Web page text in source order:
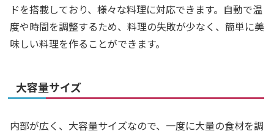
ドを搭載しており、様々な料理に対応できます。自動で温
度や時間を調整するため、料理の失敗が少なく、簡単に美
味しい料理を作ることができます。
大容量サイズ
内部が広く、大容量サイズなので、一度に大量の食材を調